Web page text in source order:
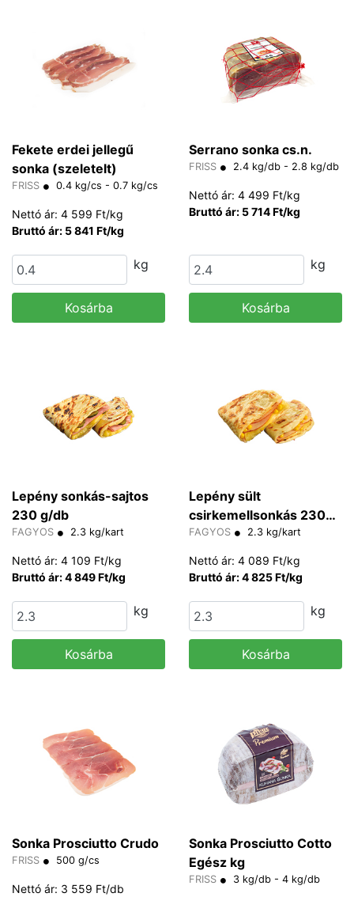
Fekete erdei jellegű
sonka (szeletelt)
FRISS 0.4 kg/cs - 0.7 kg/cs
Nettó ár: 4 599 Ft/kg
Bruttó ár: 5 841 Ft/kg
kg
Kosárba
Serrano sonka cs.n.
FRISS 2.4 kg/db - 2.8 kg/db
Nettó ár: 4 499 Ft/kg
Bruttó ár: 5 714 Ft/kg
kg
Kosárba
Lepény sonkás-sajtos
230 g/db
FAGYOS 2.3 kg/kart
Nettó ár: 4 109 Ft/kg
Bruttó ár: 4 849 Ft/kg
kg
Kosárba
Lepény sült
csirkemellsonkás 230
g/db
FAGYOS 2.3 kg/kart
Nettó ár: 4 089 Ft/kg
Bruttó ár: 4 825 Ft/kg
kg
Kosárba
Sonka Prosciutto Crudo
FRISS 500 g/cs
Nettó ár: 3 559 Ft/db
Sonka Prosciutto Cotto
Egész kg
FRISS 3 kg/db - 4 kg/db